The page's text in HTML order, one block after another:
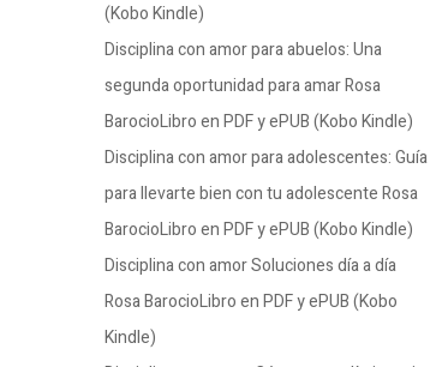
(Kobo Kindle)
Disciplina con amor para abuelos: Una
segunda oportunidad para amar Rosa
BarocioLibro en PDF y ePUB (Kobo Kindle)
Disciplina con amor para adolescentes: Guía
para llevarte bien con tu adolescente Rosa
BarocioLibro en PDF y ePUB (Kobo Kindle)
Disciplina con amor Soluciones día a día
Rosa BarocioLibro en PDF y ePUB (Kobo
Kindle)